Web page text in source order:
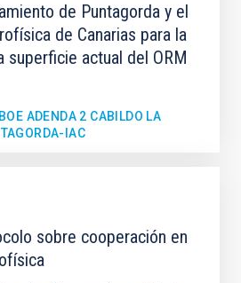
de Puntagorda y el
de Canarias para la
superficie actual del ORM
ADENDA 2 CABILDO LA
IAC
sobre cooperación en